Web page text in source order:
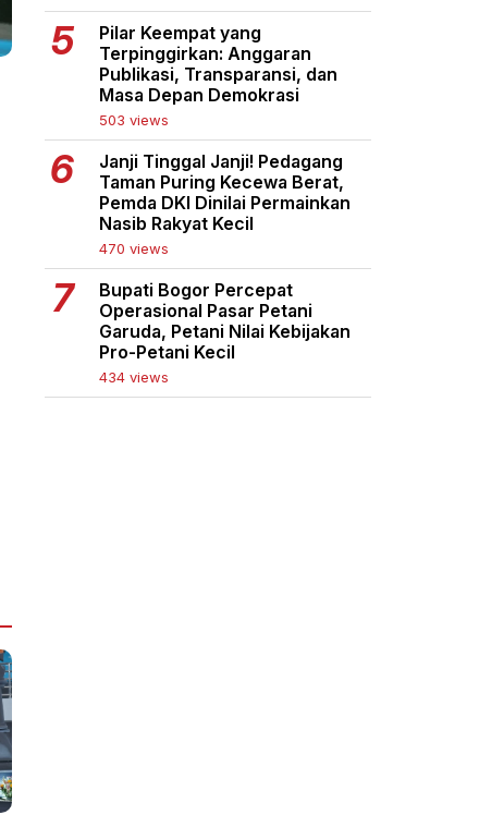
Pilar Keempat yang
Terpinggirkan: Anggaran
Publikasi, Transparansi, dan
Masa Depan Demokrasi
503 views
Janji Tinggal Janji! Pedagang
Taman Puring Kecewa Berat,
Pemda DKI Dinilai Permainkan
Nasib Rakyat Kecil
470 views
Bupati Bogor Percepat
Operasional Pasar Petani
Garuda, Petani Nilai Kebijakan
Pro-Petani Kecil
434 views